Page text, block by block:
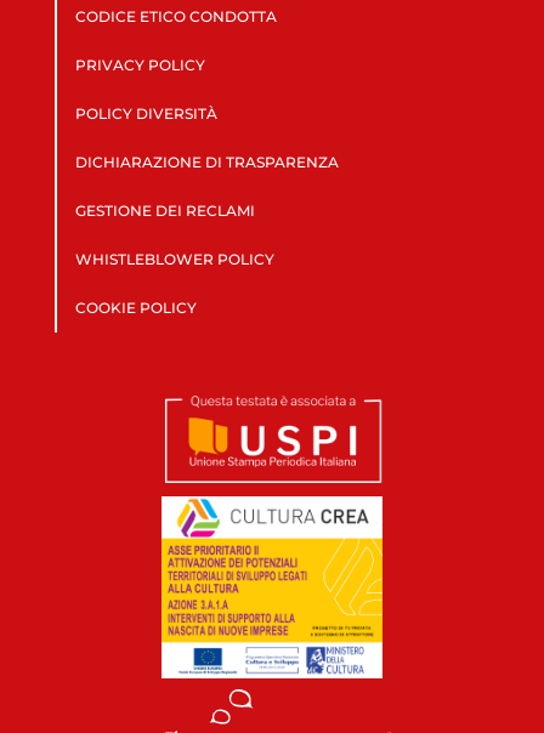
CODICE ETICO CONDOTTA
PRIVACY POLICY
POLICY DIVERSITÀ
DICHIARAZIONE DI TRASPARENZA
GESTIONE DEI RECLAMI
WHISTLEBLOWER POLICY
COOKIE POLICY